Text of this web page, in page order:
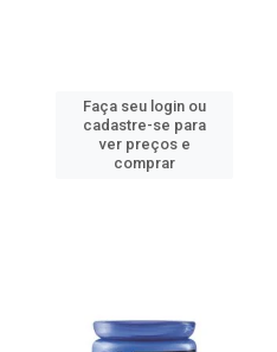
Faça seu login ou
cadastre-se para
ver preços e
comprar